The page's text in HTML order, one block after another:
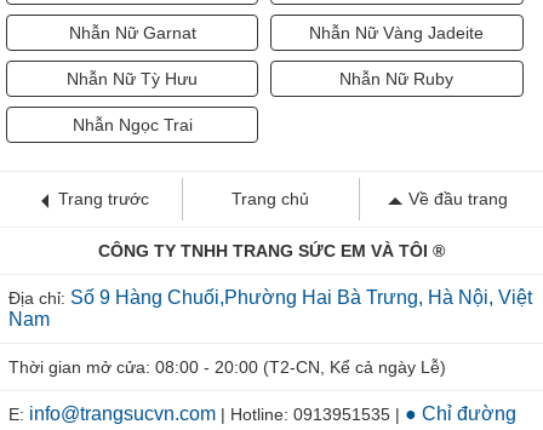
Nhẫn Nữ Garnat Nhẫn Nữ Vàng Jadeite
Nhẫn Nữ Tỳ Hưu Nhẫn Nữ Ruby
Nhẫn Ngọc Trai
Trang trước Trang chủ Về đầu trang
CÔNG TY TNHH TRANG SỨC EM VÀ TÔI ®
Địa chỉ: Số 9 Hàng Chuối,Phường Hai Bà Trưng, Hà Nội, Việt
Nam
Thời gian mở cửa: 08:00 - 20:00 (T2-CN, Kể cả ngày Lễ)
E: info@trangsucvn.com | Hotline: 0913951535 | ● Chỉ đường